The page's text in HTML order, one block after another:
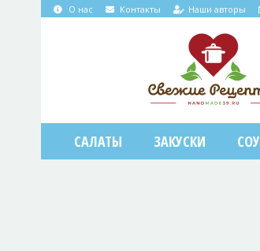
О нас Контакты Наши авторы
САЛАТЫ ЗАКУСКИ